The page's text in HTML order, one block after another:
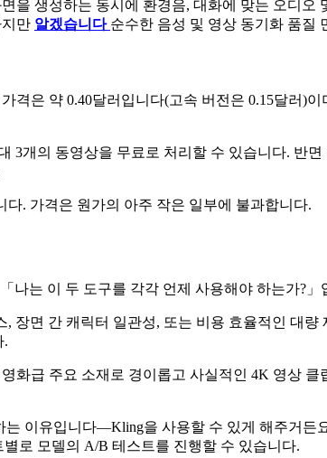
을 생성하는 동시에 환경음, 대화에 맞는 오디오
만 알겠습니다 순수한 음성 및 영상 동기화 품질
은 약 0.40달러입니다(고속 버전은 0.15달러)
개의 동영상을 무료로 처리할 수 있습니다. 반
. 가격은 원가의 아주 작은 일부에 불과합니다.
나는 이 두 도구를 각각 언제 사용해야 하는가?」
장면 간 캐릭터 일관성, 또는 비용 효율적인 대
.
화급 주요 소재로 경이롭고 사실적인 4K 영상
는 이유입니다—Kling을 사용할 수 있게 해주거든
로 모델의 A/B 테스트를 진행할 수 있습니다.